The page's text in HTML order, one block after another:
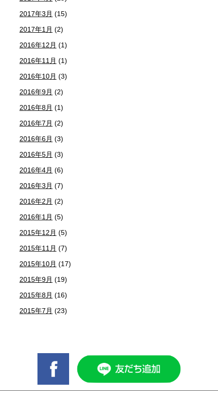
2017年3月 (15)
2017年1月 (2)
2016年12月 (1)
2016年11月 (1)
2016年10月 (3)
2016年9月 (2)
2016年8月 (1)
2016年7月 (2)
2016年6月 (3)
2016年5月 (3)
2016年4月 (6)
2016年3月 (7)
2016年2月 (2)
2016年1月 (5)
2015年12月 (5)
2015年11月 (7)
2015年10月 (17)
2015年9月 (19)
2015年8月 (16)
2015年7月 (23)